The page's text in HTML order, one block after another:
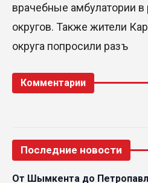
врачебные амбулатории в
округов. Также жители
округа попросили разъ
Комментарии
Последние новости
От Шымкента до